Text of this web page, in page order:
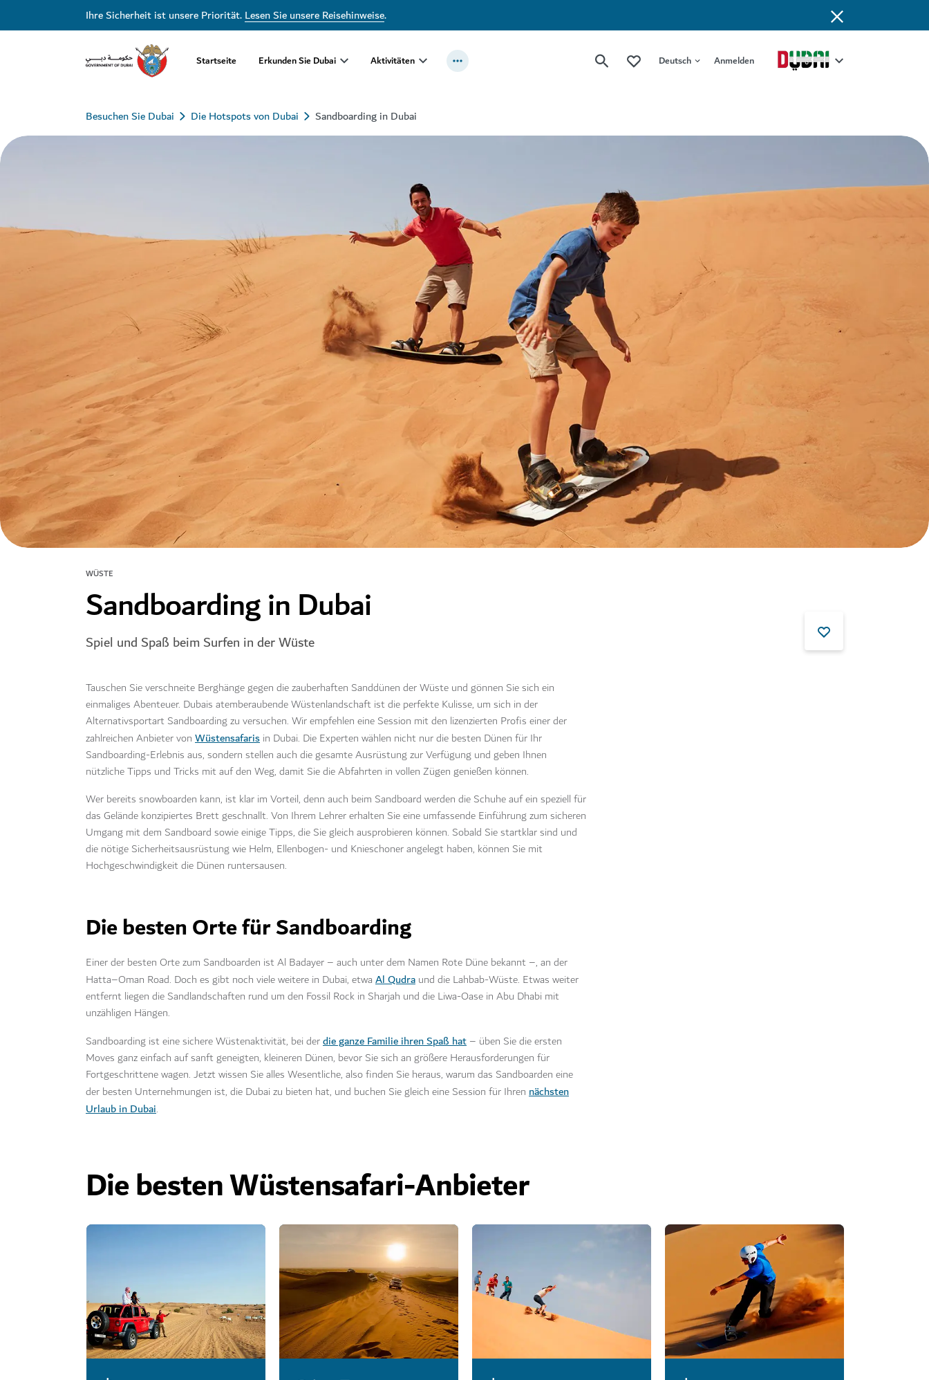
Ihre Sicherheit ist unsere Priorität.Lesen Sie unsere Reisehinweise.
Startseite Erkunden Sie Dubai Aktivitäten Deutsch Anmelden
Besuchen Sie Dubai Die Hotspots von Dubai Sandboarding in Dubai
WÜSTE
Sandboarding in Dubai
Spiel und Spaß beim Surfen in der Wüste
Tauschen Sie verschneite Berghänge gegen die zauberhaften Sanddünen der Wüste und gönnen Sie sich ein
einmaliges Abenteuer. Dubais atemberaubende Wüstenlandschaft ist die perfekte Kulisse, um sich in der
Alternativsportart Sandboarding zu versuchen. Wir empfehlen eine Session mit den lizenzierten Profis einer der
zahlreichen Anbieter von Wüstensafaris in Dubai. Die Experten wählen nicht nur die besten Dünen für Ihr
Sandboarding-Erlebnis aus, sondern stellen auch die gesamte Ausrüstung zur Verfügung und geben Ihnen
nützliche Tipps und Tricks mit auf den Weg, damit Sie die Abfahrten in vollen Zügen genießen können.
Wer bereits snowboarden kann, ist klar im Vorteil, denn auch beim Sandboard werden die Schuhe auf ein speziell für
das Gelände konzipiertes Brett geschnallt. Von Ihrem Lehrer erhalten Sie eine umfassende Einführung zum sicheren
Umgang mit dem Sandboard sowie einige Tipps, die Sie gleich ausprobieren können. Sobald Sie startklar sind und
die nötige Sicherheitsausrüstung wie Helm, Ellenbogen- und Knieschoner angelegt haben, können Sie mit
Hochgeschwindigkeit die Dünen runtersausen.
Die besten Orte für Sandboarding
Einer der besten Orte zum Sandboarden ist Al Badayer – auch unter dem Namen Rote Düne bekannt –, an der
Hatta–Oman Road. Doch es gibt noch viele weitere in Dubai, etwa Al Qudra und die Lahbab-Wüste. Etwas weiter
entfernt liegen die Sandlandschaften rund um den Fossil Rock in Sharjah und die Liwa-Oase in Abu Dhabi mit
unzähligen Hängen.
Sandboarding ist eine sichere Wüstenaktivität, bei derdie ganze Familie ihren Spaß hat – üben Sie die ersten
Moves ganz einfach auf sanft geneigten, kleineren Dünen, bevor Sie sich an größere Herausforderungen für
Fortgeschrittene wagen. Jetzt wissen Sie alles Wesentliche, also finden Sie heraus, warum das Sandboarden eine
der besten Unternehmungen ist, die Dubai zu bieten hat, und buchen Sie gleich eine Session für Ihren nächsten
Urlaub in Dubai.
Die besten Wüstensafari-Anbieter